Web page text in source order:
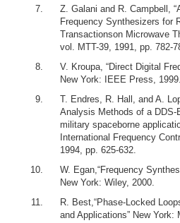
Z. Galani and R. Campbell,
Frequency Synthesizers for
Transactionson Microwave
vol. MTT-39, 1991, pp. 782-
V. Kroupa, “Direct Digital
New York: IEEE Press, 1999.
T. Endres, R. Hall, and A.
Analysis Methods of a
military spaceborne
International Frequency
1994, pp. 625-632.
W. Egan,“Frequency
New York: Wiley, 2000.
R. Best,“Phase-Locked
and Applications” New York: